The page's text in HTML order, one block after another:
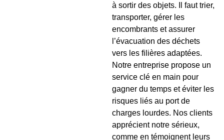
à sortir des objets. Il faut trier,
transporter, gérer les
encombrants et assurer
l’évacuation des déchets
vers les filières adaptées.
Notre entreprise propose un
service clé en main pour
gagner du temps et éviter les
risques liés au port de
charges lourdes. Nos clients
apprécient notre sérieux,
comme en témoignent leurs